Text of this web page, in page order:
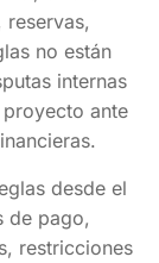
no están
internas
ante
desde el
de pago,
restricciones